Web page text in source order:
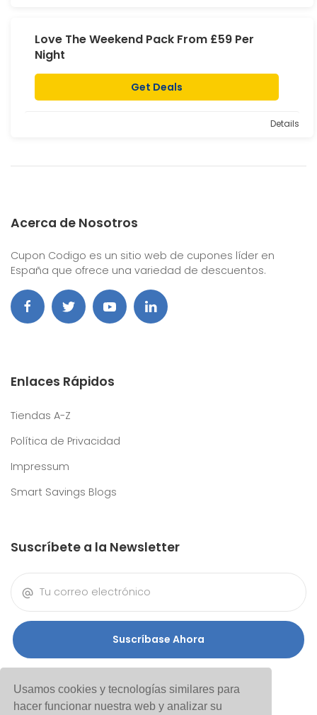
Usamos cookies y tecnologías similares para
hacer funcionar nuestra web y analizar su
Love The Weekend Pack From £59 Per
Night
Get Deals
Details
Acerca de Nosotros
Cupon Codigo es un sitio web de cupones líder en
España que ofrece una variedad de descuentos.
Enlaces Rápidos
Tiendas A-Z
Política de Privacidad
Impressum
Smart Savings Blogs
Suscríbete a la Newsletter
Suscríbase Ahora